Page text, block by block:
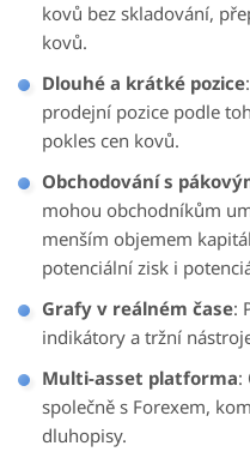
kovů bez skladování,
kovů.
Dlouhé a krátké pozice
prodejní pozice podle
pokles cen kovů.
Obchodování s
mohou obchodníkům
menším objemem
potenciální zisk i
Grafy v reálném čase:
indikátory a tržní
Multi-asset platforma:
společně s Forexem,
dluhopisy.